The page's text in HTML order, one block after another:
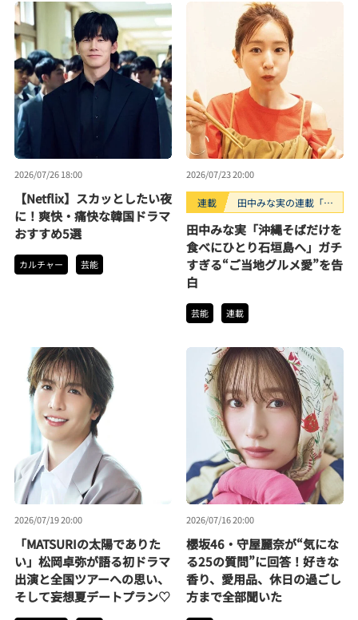
2026/07/26 18:00
【Netflix】スカッとしたい夜
に！爽快・痛快な韓国ドラマ
おすすめ5選
カルチャー 芸能
2026/07/23 20:00
連載
田中みな実の連載「と
田中みな実「沖縄そばだけを
食べにひとり石垣島へ」ガチ
すぎる“ご当地グルメ愛”を告
白
芸能 連載
2026/07/19 20:00
「MATSURIの太陽でありた
い」松岡卓弥が語る初ドラマ
出演と全国ツアーへの思い、
そして妄想夏デートプラン♡
2026/07/16 20:00
櫻坂46・守屋麗奈が“気にな
る25の質問”に回答！好きな
香り、愛用品、休日の過ごし
方まで全部聞いた